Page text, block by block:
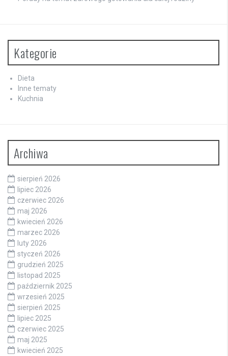
Kategorie
Dieta
Inne tematy
Kuchnia
Archiwa
sierpień 2026
lipiec 2026
czerwiec 2026
maj 2026
kwiecień 2026
marzec 2026
luty 2026
styczeń 2026
grudzień 2025
listopad 2025
październik 2025
wrzesień 2025
sierpień 2025
lipiec 2025
czerwiec 2025
maj 2025
kwiecień 2025